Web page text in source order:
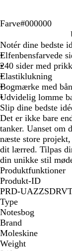
Farve#000000
0
0
0
0
0
0
Notér dine bedste
Elfenbensfarvede
240 sider med
Elastiklukning
Bogmærke med
Udvidelig lomme
Slip dine bedste
Det er ikke bare
tanker. Uanset om
næste store
dit lærred. Tilpas
din unikke stil
Produktfunktioner
Produkt-ID
PRD-
Type
Notesbog
Brand
Moleskine
Weight